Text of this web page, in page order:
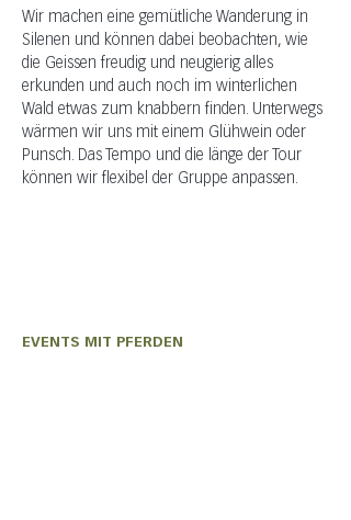
Wir machen eine gemütliche Wanderung in
Silenen und können dabei beobachten, wie
die Geissen freudig und neugierig alles
erkunden und auch noch im winterlichen
Wald etwas zum knabbern finden. Unterwegs
wärmen wir uns mit einem Glühwein oder
Punsch. Das Tempo und die länge der Tour
können wir flexibel der Gruppe anpassen.
EVENTS MIT PFERDEN